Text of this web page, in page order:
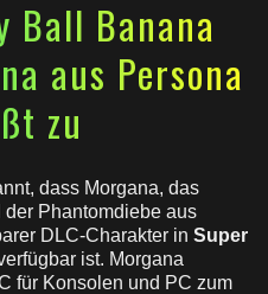
Ball Banana
aus Persona
zu
dass Morgana, das
Phantomdiebe aus
DLC-Charakter in Super
ist. Morgana
für Konsolen und PC zum